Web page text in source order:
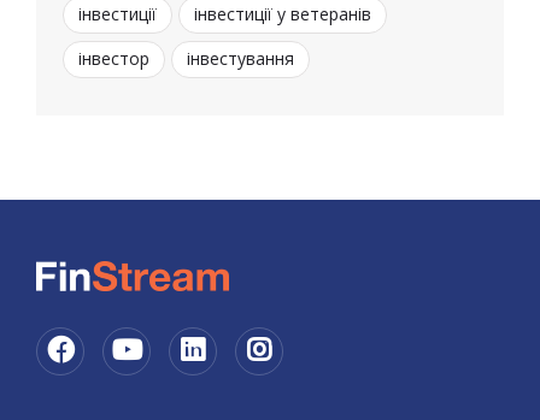
інвестиції
інвестиції у ветеранів
інвестор
інвестування